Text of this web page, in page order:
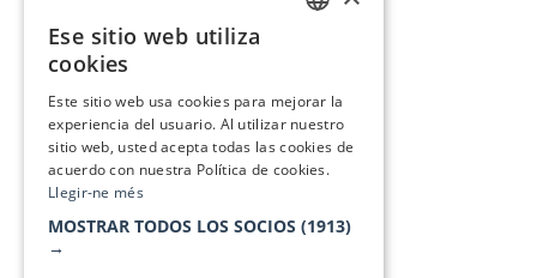
Ese sitio web utiliza
cookies
Este sitio web usa cookies para mejorar la
experiencia del usuario. Al utilizar nuestro
sitio web, usted acepta todas las cookies de
acuerdo con nuestra Política de cookies.
Llegir-ne més
MOSTRAR TODOS LOS SOCIOS (1913)
→